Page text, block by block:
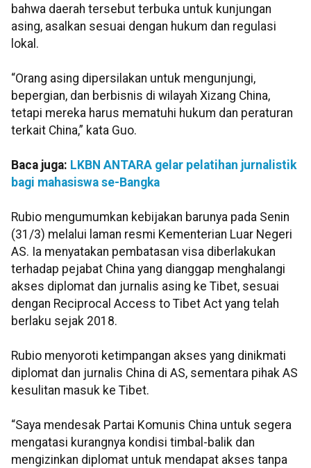
bahwa daerah tersebut terbuka untuk kunjungan
asing, asalkan sesuai dengan hukum dan regulasi
lokal.
“Orang asing dipersilakan untuk mengunjungi,
bepergian, dan berbisnis di wilayah Xizang China,
tetapi mereka harus mematuhi hukum dan peraturan
terkait China,” kata Guo.
Baca juga: LKBN ANTARA gelar pelatihan jurnalistik
bagi mahasiswa se-Bangka
Rubio mengumumkan kebijakan barunya pada Senin
(31/3) melalui laman resmi Kementerian Luar Negeri
AS. Ia menyatakan pembatasan visa diberlakukan
terhadap pejabat China yang dianggap menghalangi
akses diplomat dan jurnalis asing ke Tibet, sesuai
dengan Reciprocal Access to Tibet Act yang telah
berlaku sejak 2018.
Rubio menyoroti ketimpangan akses yang dinikmati
diplomat dan jurnalis China di AS, sementara pihak AS
kesulitan masuk ke Tibet.
“Saya mendesak Partai Komunis China untuk segera
mengatasi kurangnya kondisi timbal-balik dan
mengizinkan diplomat untuk mendapat akses tanpa